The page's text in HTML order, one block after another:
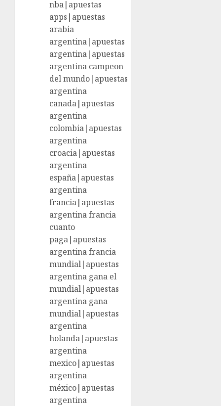
nba|apuestas
apps|apuestas
arabia
argentina|apuestas
argentina|apuestas
argentina campeon
del mundo|apuestas
argentina
canada|apuestas
argentina
colombia|apuestas
argentina
croacia|apuestas
argentina
españa|apuestas
argentina
francia|apuestas
argentina francia
cuanto
paga|apuestas
argentina francia
mundial|apuestas
argentina gana el
mundial|apuestas
argentina gana
mundial|apuestas
argentina
holanda|apuestas
argentina
mexico|apuestas
argentina
méxico|apuestas
argentina